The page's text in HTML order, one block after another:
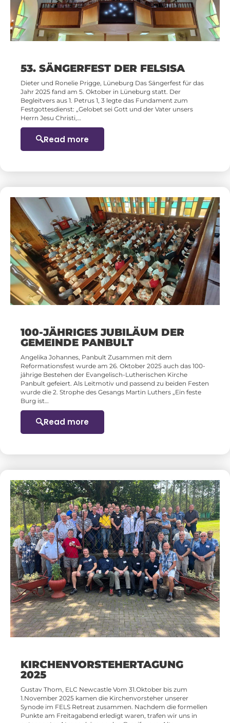
53. SÄNGERFEST DER FELSISA
Dieter und Ronelie Prigge, Lüneburg Das Sängerfest für das
Jahr 2025 fand am 5. Oktober in Lüneburg statt. Der
Begleitvers aus 1. Petrus 1, 3 legte das Fundament zum
Festgottesdienst: „Gelobet sei Gott und der Vater unsers
Herrn Jesu Christi,…
Read more
100-JÄHRIGES JUBILÄUM DER
GEMEINDE PANBULT
Angelika Johannes, Panbult Zusammen mit dem
Reformationsfest wurde am 26. Oktober 2025 auch das 100-
jährige Bestehen der Evangelisch-Lutherischen Kirche
Panbult gefeiert. Als Leitmotiv und passend zu beiden Festen
wurde die 2. Strophe des Gesangs Martin Luthers „Ein feste
Burg ist…
Read more
KIRCHENVORSTEHERTAGUNG
2025
Gustav Thom, ELC Newcastle Vom 31.Oktober bis zum
1.November 2025 kamen die Kirchenvorsteher unserer
Synode im FELS Retreat zusammen. Nachdem die formellen
Punkte am Freitagabend erledigt waren, trafen wir uns in